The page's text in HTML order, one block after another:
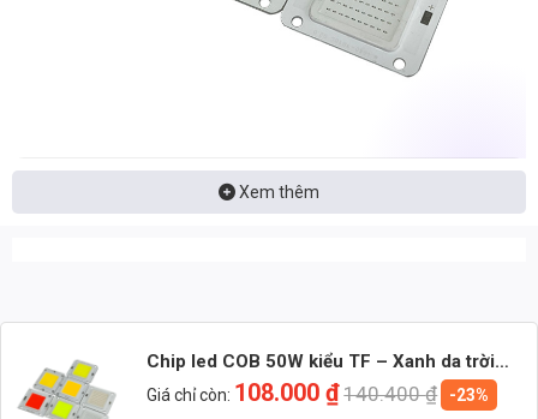
Nhận báo giá đèn LED – tư vấn nhanh & giá tận xưởng
Zalo 2 (Hỗ trợ nhanh)
Xem thêm
Chip led COB 50W kiểu TF – Xanh da trời
(Blue): Input 32Vdc
Giá chỉ còn: 108.000₫140.400₫
-23%